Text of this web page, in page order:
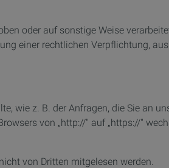
oder auf sonstige Weise
einer rechtlichen Verpflichtung,
wie z. B. der Anfragen, die Sie an
von „http://" auf „https://"
von Dritten mitgelesen werden.